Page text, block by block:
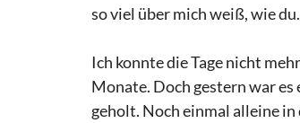
so viel über mich weiß, wie
Ich konnte die Tage nicht
Monate. Doch gestern war
geholt. Noch einmal alleine